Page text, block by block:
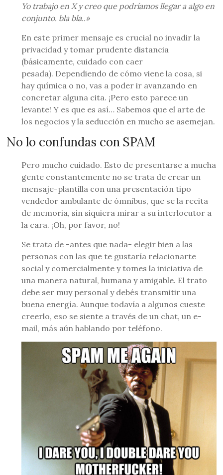
Yo trabajo en X y creo que podríamos llegar a algo en
conjunto. bla bla..»
En este primer mensaje es crucial no invadir la
privacidad y tomar prudente distancia
(básicamente, cuidado con caer
pesada). Dependiendo de cómo viene la cosa, si
hay química o no, vas a poder ir avanzando en
concretar alguna cita. ¡Pero esto parece un
levante! Y es que es así… Sabemos que el arte de
los negocios y la seducción en mucho se asemejan.
No lo confundas con SPAM
Pero mucho cuidado. Esto de presentarse a mucha
gente constantemente no se trata de crear un
mensaje-plantilla con una presentación tipo
vendedor ambulante de ómnibus, que se la recita
de memoria, sin siquiera mirar a su interlocutor a
la cara. ¡Oh, por favor, no!
Se trata de -antes que nada- elegir bien a las
personas con las que te gustaría relacionarte
social y comercialmente y tomes la iniciativa de
una manera natural, humana y amigable. El trato
debe ser muy personal y debés transmitir una
buena energía. Aunque todavía a algunos cueste
creerlo, eso se siente a través de un chat, un e-
mail, más aún hablando por teléfono.